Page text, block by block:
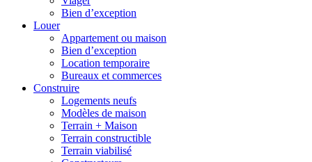
Bien d’exception
Louer
Appartement ou maison
Bien d’exception
Location temporaire
Bureaux et commerces
Construire
Logements neufs
Modèles de maison
Terrain + Maison
Terrain constructible
Terrain viabilisé